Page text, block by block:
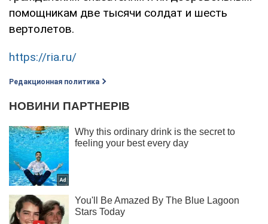
помощникам две тысячи солдат и шесть
вертолетов.
https://ria.ru/
Редакционная политика